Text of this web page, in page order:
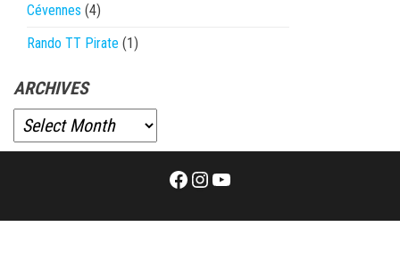
Cévennes (4)
Rando TT Pirate (1)
ARCHIVES
Facebook
Instagram
YouTube